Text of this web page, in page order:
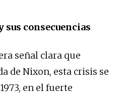
sus consecuencias
señal clara que
de Nixon, esta crisis se
en el fuerte